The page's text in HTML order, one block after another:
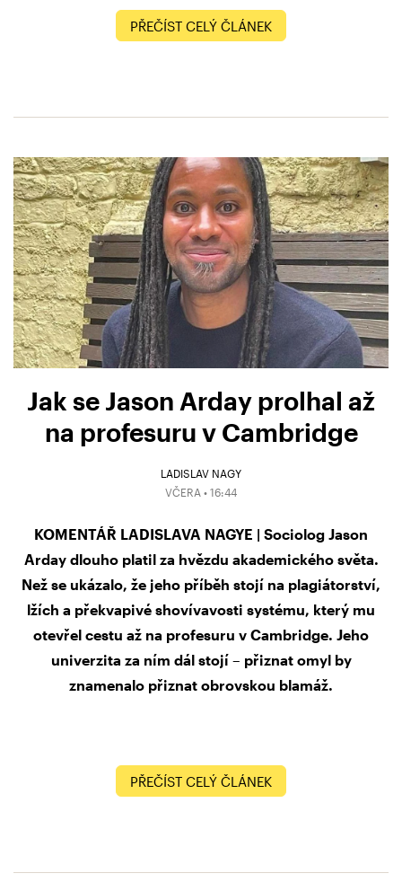
PŘEČÍST CELÝ ČLÁNEK
Jak se Jason Arday prolhal až
na profesuru v Cambridge
LADISLAV NAGY
VČERA • 16:44
KOMENTÁŘ LADISLAVA NAGYE | Sociolog Jason
Arday dlouho platil za hvězdu akademického světa.
Než se ukázalo, že jeho příběh stojí na plagiátorství,
lžích a překvapivé shovívavosti systému, který mu
otevřel cestu až na profesuru v Cambridge. Jeho
univerzita za ním dál stojí – přiznat omyl by
znamenalo přiznat obrovskou blamáž.
PŘEČÍST CELÝ ČLÁNEK